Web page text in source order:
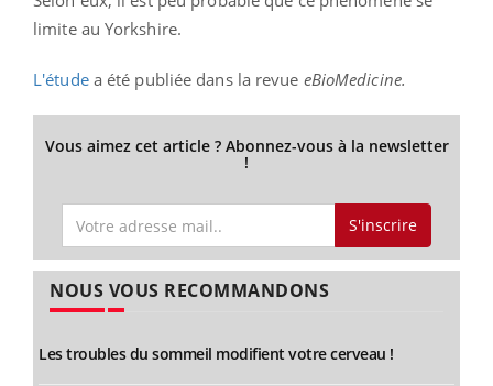
limite au Yorkshire.
L'étudea été publiée dans la revue eBioMedicine.
Vous aimez cet article ? Abonnez-vous à la newsletter
!
S'inscrire
NOUS VOUS RECOMMANDONS
Les troubles du sommeil modifient votre cerveau !